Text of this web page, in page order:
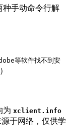
种手动命令行解
等软件找不到安
）
为 xclient.info
于网络，仅供学